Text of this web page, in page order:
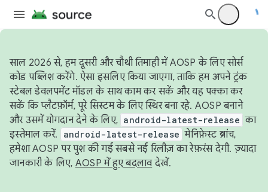
साल 2026 से, हम दूसरी और चौथी तिमाही में AOSP के लिए सोर्स
कोड पब्लिश करेंगे. ऐसा इसलिए किया जाएगा, ताकि हम अपने ट्रंक
स्टेबल डेवलपमेंट मॉडल के साथ काम कर सकें और यह पक्का कर
सकें कि प्लैटफ़ॉर्म, पूरे सिस्टम के लिए स्थिर बना रहे. AOSP बनाने
और उसमें योगदान देने के लिए, android-latest-release का
इस्तेमाल करें.
android-latest-release मेनिफ़ेस्ट ब्रांच,
हमेशा AOSP पर पुश की गई सबसे नई रिलीज़ का रेफ़रंस देगी. ज़्यादा
जानकारी के लिए, AOSP में हुए बदलावदेखें.